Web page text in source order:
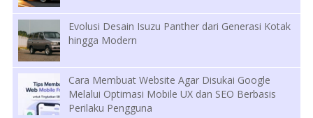
Evolusi Desain Isuzu Panther dari Generasi Kotak
hingga Modern
Cara Membuat Website Agar Disukai Google
Melalui Optimasi Mobile UX dan SEO Berbasis
Perilaku Pengguna